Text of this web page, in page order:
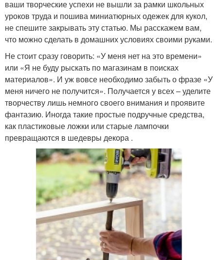
ваши творческие успехи не вышли за рамки школьных
уроков труда и пошива миниатюрных одежек для кукол,
не спешите закрывать эту статью. Мы расскажем вам,
что можно сделать в домашних условиях своими руками.
Не стоит сразу говорить: «У меня нет на это времени»
или «Я не буду рыскать по магазинам в поисках
материалов». И уж вовсе необходимо забыть о фразе «У
меня ничего не получится». Получается у всех – уделите
творчеству лишь немного своего внимания и проявите
фантазию. Иногда такие простые подручные средства,
как пластиковые ложки или старые лампочки
превращаются в шедевры декора .